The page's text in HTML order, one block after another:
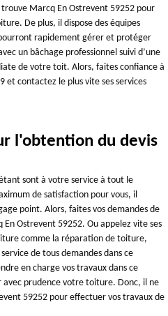
trouve Marcq En Ostrevent 59252 pour
De plus, il dispose des équipes
rapidement gérer et protéger
un bâchage professionnel suivi d’une
de votre toit. Alors, faites confiance à
et contactez le plus vite ses services
l'obtention du devis
sont à votre service à tout le
de satisfaction pour vous, il
point. Alors, faites vos demandes de
Ostrevent 59252. Ou appelez vite ses
comme la réparation de toiture,
de tous demandes dans ce
en charge vos travaux dans ce
avec prudence votre toiture. Donc, il ne
59252 pour effectuer vos travaux de